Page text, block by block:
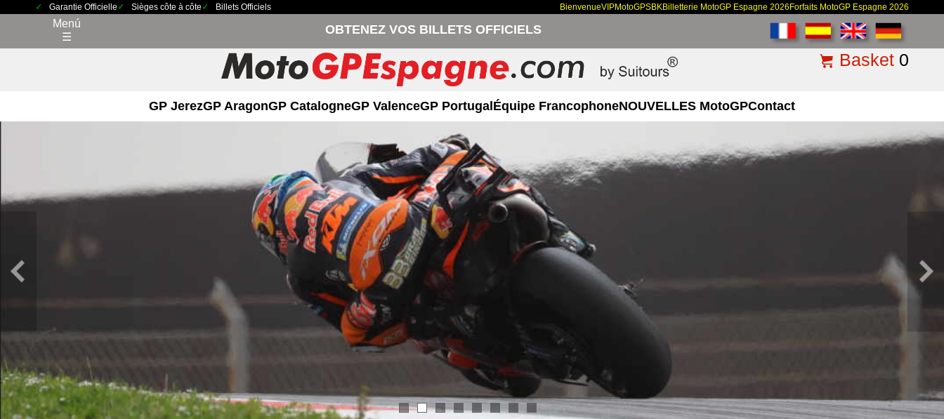
Garantie Officielle Sièges côte à côte Billets Officiels BienvenueVIPMotoGPSBKBilletterie MotoGP Espagne 2026 Forfaits MotoGP Espagne 2026
Menú
☰
OBTENEZ VOS BILLETS OFFICIELS
Basket 0
GP JerezGP AragonGP CatalogneGP ValenceGP PortugalÉquipe FrancophoneNOUVELLES MotoGPContact
1 3 4